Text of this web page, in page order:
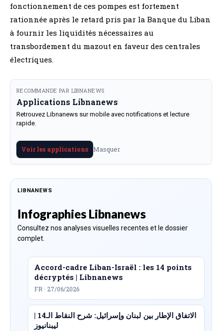
fonctionnement de ces pompes est fortement
rationnée après le retard pris par la Banque du Liban
à fournir les liquidités nécessaires au
transbordement du mazout en faveur des centrales
électriques.
RECOMMANDE PAR LIBNANEWS
Applications Libnanews
Retrouvez Libnanews sur mobile avec notifications et lecture
rapide.
Voir les applications Masquer
LIBNANEWS
Infographies Libnanews
Consultez nos analyses visuelles recentes et le dossier
complet.
Accord-cadre Liban-Israël : les 14 points
décryptés | Libnanews
FR · 27/06/2026
الاتفاق الإطار بين لبنان وإسرائيل: شرح النقاط الـ14 |
ليبنانيوز